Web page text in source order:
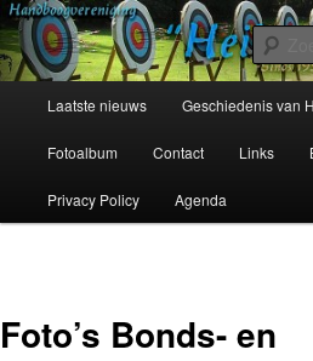
Spring
naar
de
primaire
Heibloem
Sinds 1954
Laatste nieuws Geschiedenis van
Fotoalbum Contact Links
Privacy Policy Agenda
Foto’s Bonds- en